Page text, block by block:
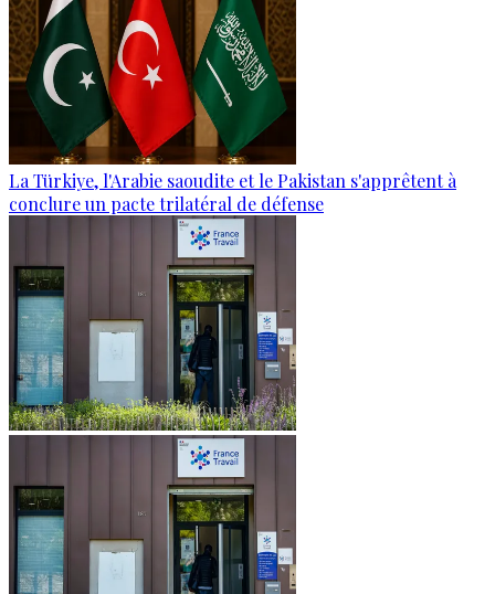
La Türkiye, l'Arabie saoudite et le Pakistan s'apprêtent à
conclure un pacte trilatéral de défense